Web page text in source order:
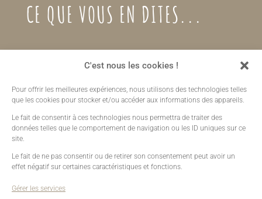
C'est nous les cookies !
Pour offrir les meilleures expériences, nous utilisons des technologies telles
que les cookies pour stocker et/ou accéder aux informations des appareils.
Le fait de consentir à ces technologies nous permettra de traiter des
données telles que le comportement de navigation ou les ID uniques sur ce
site.
Le fait de ne pas consentir ou de retirer son consentement peut avoir un
effet négatif sur certaines caractéristiques et fonctions.
Gérer les services
CE QUE VOUS EN DITES...